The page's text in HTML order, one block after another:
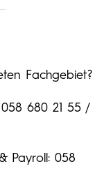
Fachgebiet?
680 21 55 /
Payroll: 058